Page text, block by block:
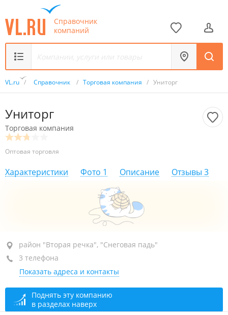
Справочник
компаний
VL.ru / Справочник / Торговая компания / Униторг
Униторг
Торговая компания
Оптовая торговля
Характеристики Фото 1 Описание Отзывы 3
район "Вторая речка", ул. Енисейская, 7/1
БЦ "Меридиан", 3-й этаж, оф. 410, 412
+7 (423) 234-72-62
+7 (423) 231-16-62
сегодня закрыто
район "Вторая речка", "Снеговая падь"
3 телефона
Показать адреса и контакты
Поднять эту компанию
в разделах наверх